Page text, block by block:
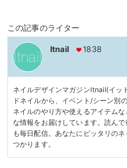
この記事のライター
Itnail 1838
ネイルデザインマガジンItnail(イッ
ドネイルから、イベント/シーン別
ネイルのやり方や使えるアイテム
な情報をお届けしています。読ん
も毎日配信。あなたにピッタリの
つかります。